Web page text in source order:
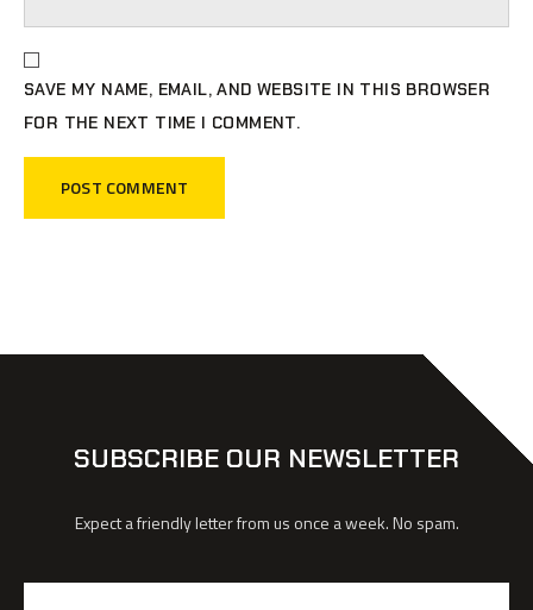
SAVE MY NAME, EMAIL, AND WEBSITE IN THIS BROWSER
FOR THE NEXT TIME I COMMENT.
SUBSCRIBE OUR NEWSLETTER
Expect a friendly letter from us once a week. No spam.